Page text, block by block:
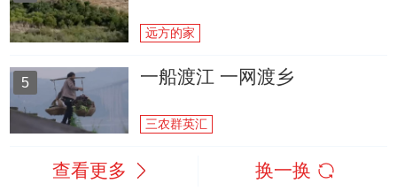
远方的家
5 一船渡江 一网渡乡
三农群英汇
查看更多 换一换